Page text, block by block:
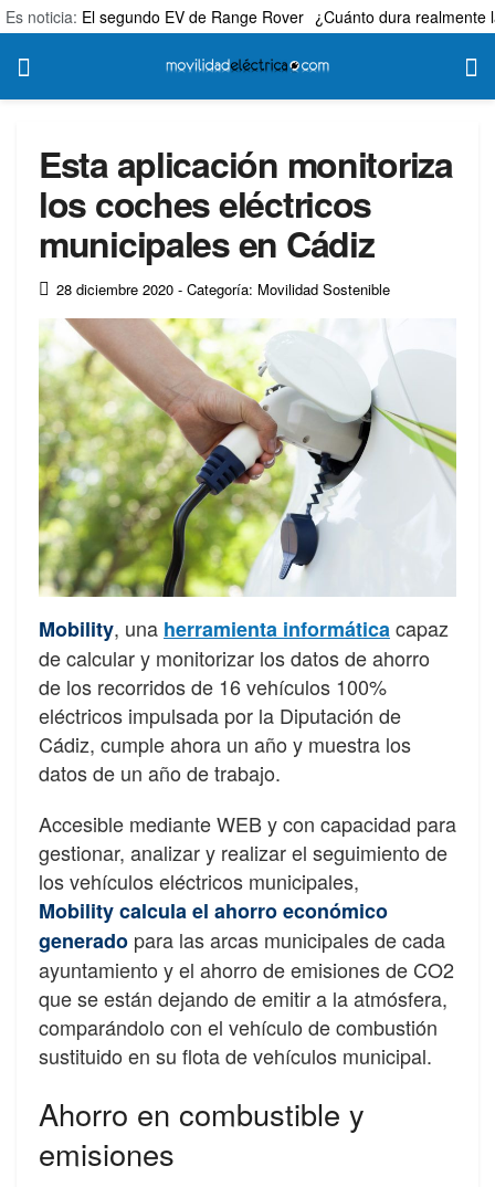
Es noticia: El segundo EV de Range Rover ¿Cuánto dura realmente
Esta aplicación monitoriza
los coches eléctricos
municipales en Cádiz
28 diciembre 2020 - Categoría: Movilidad Sostenible
Mobility, una herramienta informáticacapaz
de calcular y monitorizar los datos de ahorro
de los recorridos de 16 vehículos 100%
eléctricos impulsada por la Diputación de
Cádiz, cumple ahora un año y muestra los
datos de un año de trabajo.
Accesible mediante WEB y con capacidad para
gestionar, analizar y realizar el seguimiento de
los vehículos eléctricos municipales,
Mobility calcula el ahorro económico
generado para las arcas municipales de cada
ayuntamiento y el ahorro de emisiones de CO2
que se están dejando de emitir a la atmósfera,
comparándolo con el vehículo de combustión
sustituido en su flota de vehículos municipal.
Ahorro en combustible y
emisiones